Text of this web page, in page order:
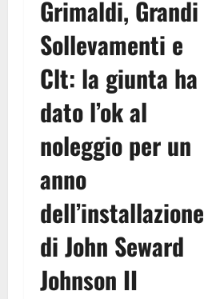
Grimaldi, Grandi
Sollevamenti e
Clt: la giunta ha
dato l’ok al
noleggio per un
anno
dell’installazione
di John Seward
Johnson II